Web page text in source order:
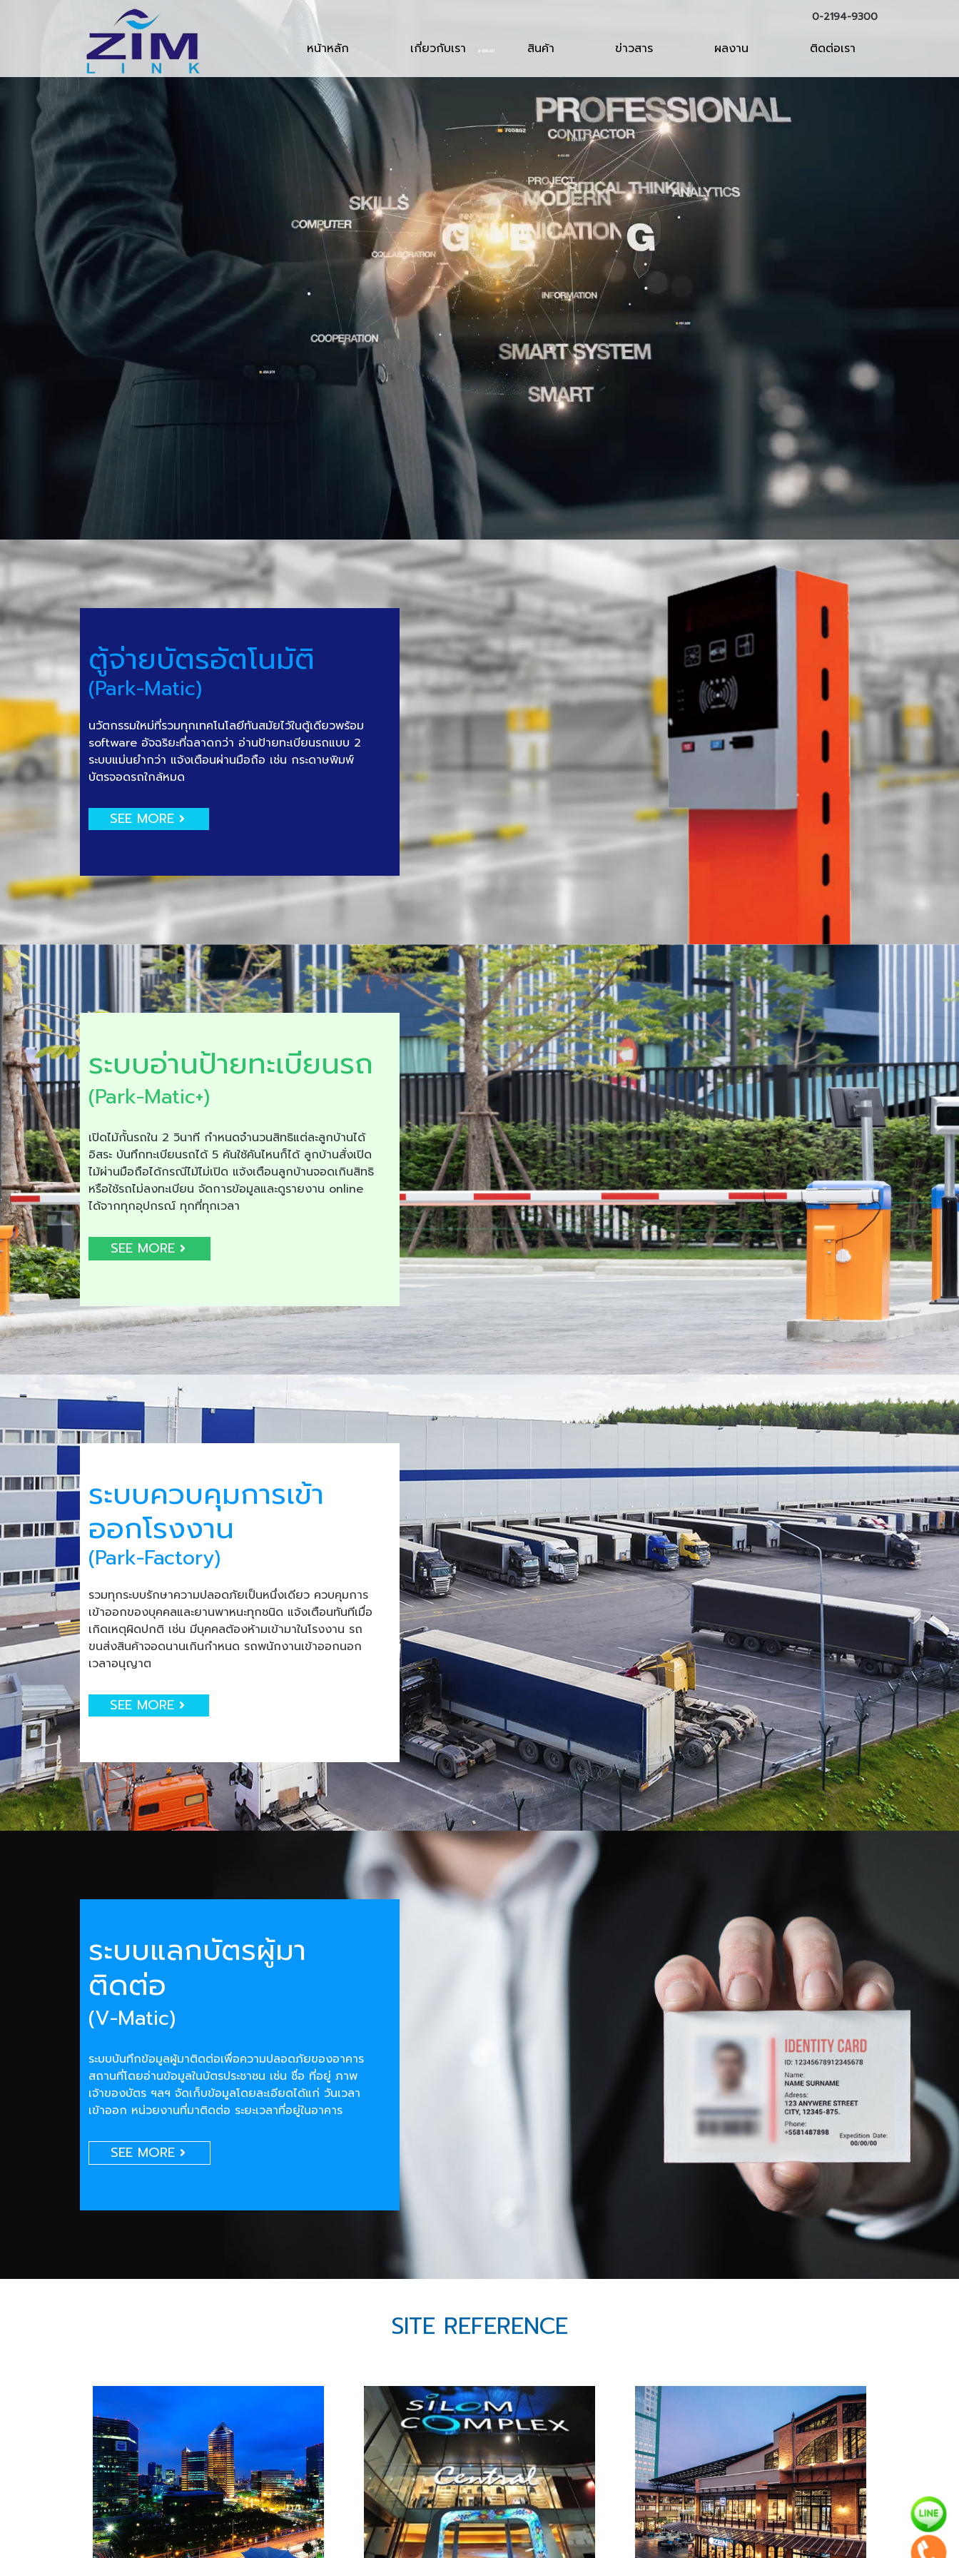
0-2194-9300
หน้าหลัก เกี่ยวกับเรา สินค้า ข่าวสาร ผลงาน ติดต่อเรา
ตู้จ่ายบัตรอัตโนมัติ
(Park-Matic)
นวัตกรรมใหม่ที่รวมทุกเทคโนโลยีทันสมัยไว้ในตู้เดียวพร้อม
software อัจฉริยะที่ฉลาดกว่า อ่านป้ายทะเบียนรถแบบ 2
ระบบแม่นยำกว่า แจ้งเตือนผ่านมือถือ เช่น กระดาษพิมพ์
บัตรจอดรถใกล้หมด
SEE MORE
ระบบอ่านป้ายทะเบียนรถ
(Park-Matic+)
เปิดไม้กั้นรถใน 2 วินาที กำหนดจำนวนสิทธิแต่ละลูกบ้านได้
อิสระ บันทึกทะเบียนรถได้ 5 คันใช้คันไหนก็ได้ ลูกบ้านสั่งเปิด
ไม้ผ่านมือถือได้กรณีไม้ไม่เปิด แจ้งเตือนลูกบ้านจอดเกินสิทธิ
หรือใช้รถไม่ลงทะเบียน จัดการข้อมูลและดูรายงาน online
ได้จากทุกอุปกรณ์ ทุกที่ทุกเวลา
SEE MORE
ระบบควบคุมการเข้า
ออกโรงงาน
(Park-Factory)
รวมทุกระบบรักษาความปลอดภัยเป็นหนึ่งเดียว ควบคุมการ
เข้าออกของบุคคลและยานพาหนะทุกชนิด แจ้งเตือนทันทีเมื่อ
เกิดเหตุผิดปกติ เช่น มีบุคคลต้องห้ามเข้ามาในโรงงาน รถ
ขนส่งสินค้าจอดนานเกินกำหนด รถพนักงานเข้าออกนอก
เวลาอนุญาต
SEE MORE
ระบบแลกบัตรผู้มา
ติดต่อ
(V-Matic)
ระบบบันทึกข้อมูลผู้มาติดต่อเพื่อความปลอดภัยของอาคาร
สถานที่โดยอ่านข้อมูลในบัตรประชาชน เช่น ชื่อ ที่อยู่ ภาพ
เจ้าของบัตร ฯลฯ จัดเก็บข้อมูลโดยละเอียดได้แก่ วันเวลา
เข้าออก หน่วยงานที่มาติดต่อ ระยะเวลาที่อยู่ในอาคาร
SEE MORE
SITE REFERENCE